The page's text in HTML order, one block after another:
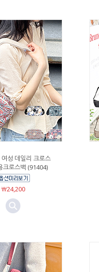
성 데일리 크로스
크로스백 (91404)
￦24,200